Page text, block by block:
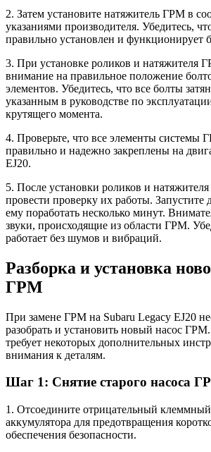
2. Затем установите натяжитель ГРМ в
указаниями производителя. Убедитесь,
правильно установлен и функционирует
3. При установке роликов и натяжителя
внимание на правильное положение
элементов. Убедитесь, что все болты
указанным в руководстве по
крутящего момента.
4. Проверьте, что все элементы системы
правильно и надежно закреплены на
EJ20.
5. После установки роликов и
провести проверку их работы. Запустите
ему поработать несколько минут.
звуки, происходящие из области ГРМ.
работает без шумов и вибраций.
Разборка и установка
ГРМ
При замене ГРМ на Subaru Legacy EJ20
разобрать и установить новый насос
требует некоторых дополнительных
внимания к деталям.
Шаг 1: Снятие старого насоса
1. Отсоедините отрицательный
аккумулятора для предотвращения
обеспечения безопасности.